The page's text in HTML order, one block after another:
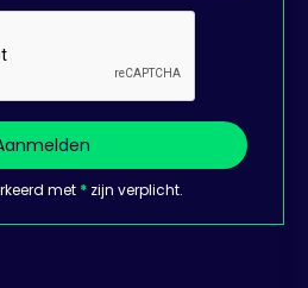
met *zijn verplicht.